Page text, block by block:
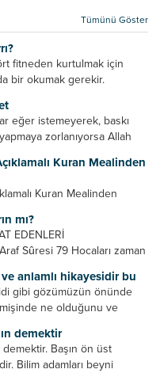
adına teşri yapamaz. Sadece
Tümünü Göster
fitneden kurtulmak için
bir okumak gerekir.
hoca algısını yenmek
eğer istemeyerek, baskı
zorlanıyorsa Allah
menfaatini elde
zorlamayın. Her...
Kuran Mealinden
Kuran Mealinden
mı?
EDENLERİ
Sûresi 79 Hocaları zaman
bazen açık bazen gizli
Örneğin hocalarda
sıralar ve...
ve anlamlı hikayesidir bu
gibi gözümüzün önünde
ne olduğunu ve
özetler misin sorusuna
ve bir o...
demektir
Başın ön üst
Bilim adamları beyni